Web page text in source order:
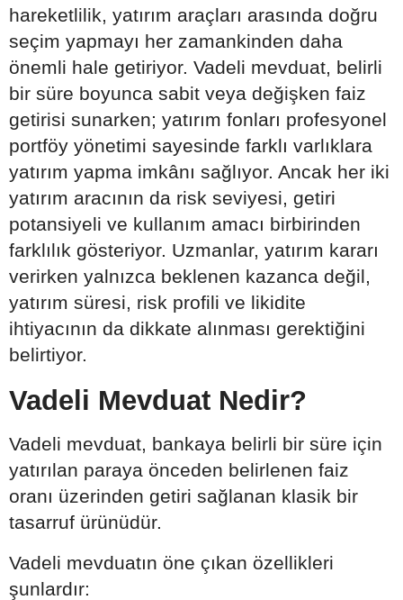
hareketlilik, yatırım araçları arasında doğru
seçim yapmayı her zamankinden daha
önemli hale getiriyor. Vadeli mevduat, belirli
bir süre boyunca sabit veya değişken faiz
getirisi sunarken; yatırım fonları profesyonel
portföy yönetimi sayesinde farklı varlıklara
yatırım yapma imkânı sağlıyor. Ancak her iki
yatırım aracının da risk seviyesi, getiri
potansiyeli ve kullanım amacı birbirinden
farklılık gösteriyor. Uzmanlar, yatırım kararı
verirken yalnızca beklenen kazanca değil,
yatırım süresi, risk profili ve likidite
ihtiyacının da dikkate alınması gerektiğini
belirtiyor.
Vadeli Mevduat Nedir?
Vadeli mevduat, bankaya belirli bir süre için
yatırılan paraya önceden belirlenen faiz
oranı üzerinden getiri sağlanan klasik bir
tasarruf ürünüdür.
Vadeli mevduatın öne çıkan özellikleri
şunlardır: